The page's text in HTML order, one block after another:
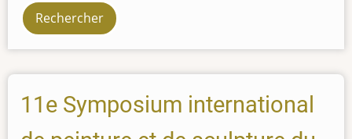
11e Symposium international